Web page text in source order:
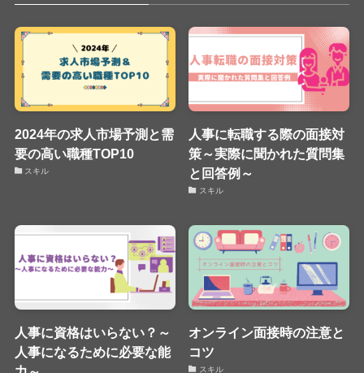
2024年の求人市場予測と需
要の高い職種TOP10
スキル
人事に転職する際の面接対
策～実際に聞かれた質問集
と回答例～
スキル
人事に資格はいらない？～
人事になるために必要な能
オンライン面接時の注意と
コツ
スキル